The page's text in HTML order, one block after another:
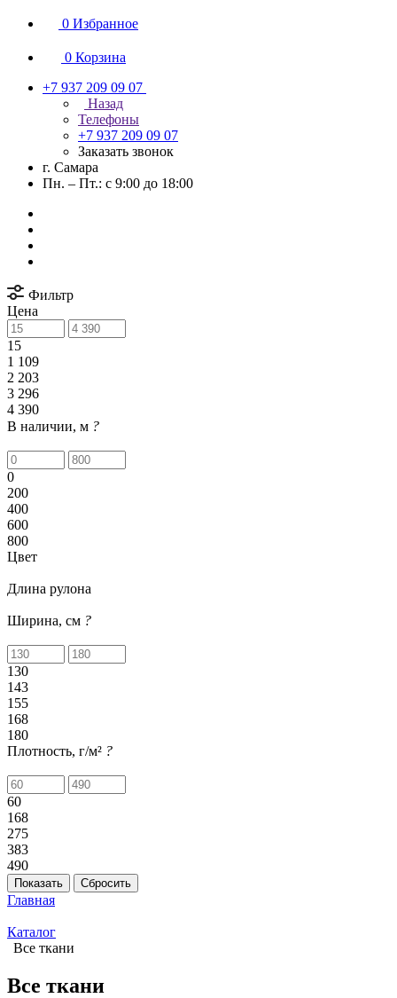
0 Избранное
0 Корзина
+7 937 209 09 07
Назад
Телефоны
+7 937 209 09 07
Заказать звонок
г. Самара
Пн. – Пт.: с 9:00 до 18:00
Фильтр
Цена
15
1 109
2 203
3 296
4 390
В наличии, м ?
0
200
400
600
800
Цвет
Длина рулона
Ширина, см ?
130
143
155
168
180
Плотность, г/м² ?
60
168
275
383
490
Сбросить
Главная
Каталог
Все ткани
Все ткани